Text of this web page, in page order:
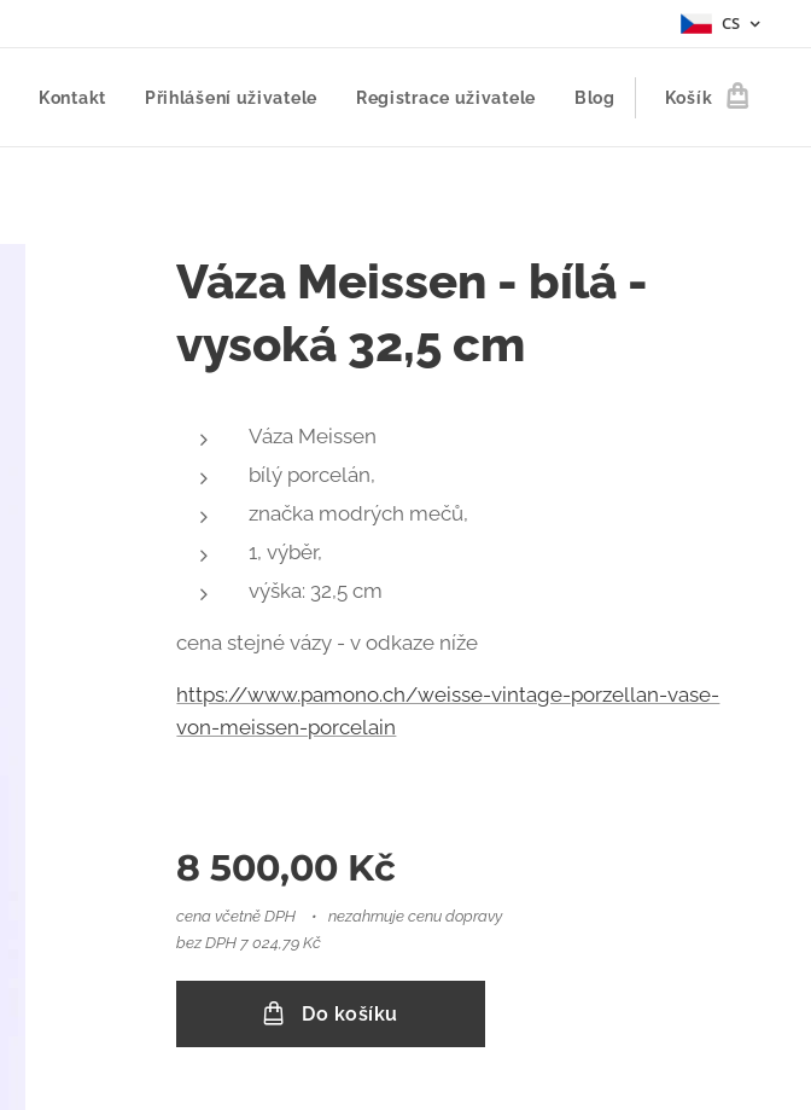
CS
Kontakt Přihlášení uživatele Registrace uživatele Blog Košík
Váza Meissen - bílá -
vysoká 32,5 cm
Váza Meissen
bílý porcelán,
značka modrých mečů,
1, výběr,
výška: 32,5 cm
cena stejné vázy - v odkaze níže
https://www.pamono.ch/weisse-vintage-porzellan-vase-
von-meissen-porcelain
8 500,00 Kč
cena včetně DPH
nezahrnuje cenu dopravy
bez DPH 7 024,79 Kč
Do košíku